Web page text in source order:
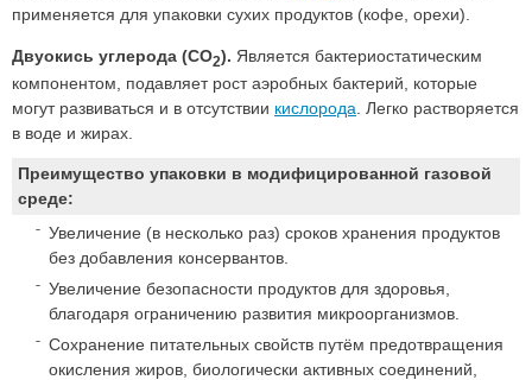
применяется для упаковки сухих продуктов (кофе, орехи).
Двуокись углерода (CO2). Является бактериостатическим
компонентом, подавляет рост аэробных бактерий, которые
могут развиваться и в отсутствии кислорода . Легко растворяется
в воде и жирах.
Преимущество упаковки в модифицированной газовой
среде:
Увеличение (в несколько раз) сроков хранения продуктов
без добавления консервантов.
Увеличение безопасности продуктов для здоровья,
благодаря ограничению развития микроорганизмов.
Сохранение питательных свойств путём предотвращения
окисления жиров, биологически активных соединений,